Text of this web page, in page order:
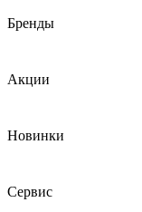
Бренды
Акции
Новинки
Сервис